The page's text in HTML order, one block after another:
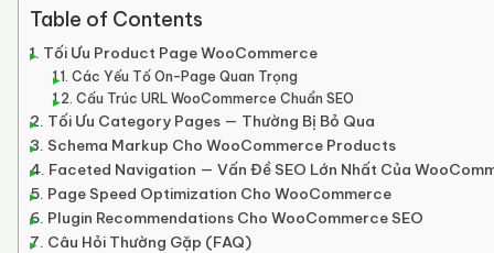
Table of Contents
Tối Ưu Product Page WooCommerce
Các Yếu Tố On-Page Quan Trọng
Cấu Trúc URL WooCommerce Chuẩn SEO
Tối Ưu Category Pages — Thường Bị Bỏ Qua
Schema Markup Cho WooCommerce Products
Faceted Navigation — Vấn Đề SEO Lớn Nhất Của
Page Speed Optimization Cho WooCommerce
Plugin Recommendations Cho WooCommerce SEO
Câu Hỏi Thường Gặp (FAQ)